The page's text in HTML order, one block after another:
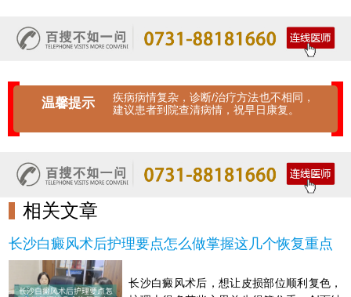
温馨提示
疾病病情复杂，诊断/治疗方法也不相同，
建议患者到院查清病情，祝早日康复。
相关文章
长沙白癜风术后护理要点怎么做掌握这几个恢复重点
长沙白癜风术后，想让皮损部位顺利复色，